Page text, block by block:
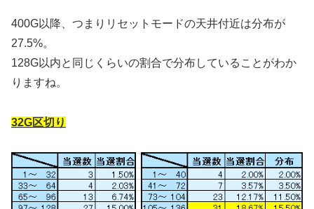
400G以降、つまりリセットモードの天井付近は分布が
27.5%。
128G以内と同じくらいの割合で分布していることがわか
りますね。
32G区切り